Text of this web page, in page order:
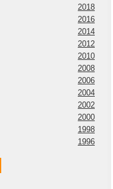
2018
2016
2014
2012
2010
2008
2006
2004
2002
2000
1998
1996